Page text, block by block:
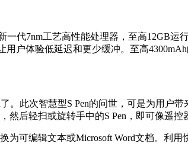
代7nm工艺高性能处理器，至高12GB
户体验低延迟和更少缓冲。至高
。此次智慧型S Pen的问世，可是为用
后轻扫或旋转手中的S Pen，即可像遥
可编辑文本或Microsoft Word文档。利